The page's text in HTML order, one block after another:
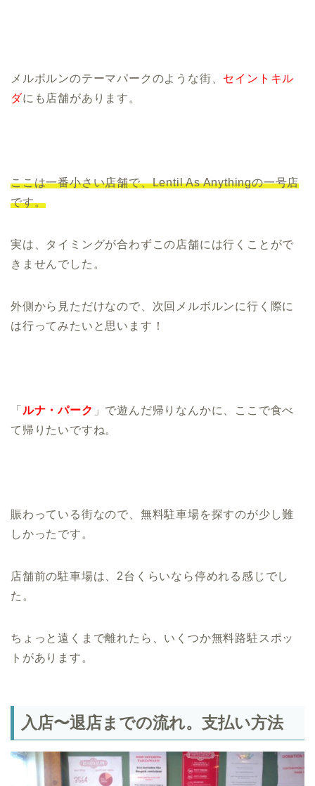
メルボルンのテーマパークのような街、 セイントキル
ダにも店舗があります。
ここは一番小さい店舗で、Lentil As Anythingの一号店
です。
実は、タイミングが合わずこの店舗には行くことがで
きませんでした。
外側から見ただけなので、次回メルボルンに行く際に
は行ってみたいと思います！
「 ルナ・パーク 」で遊んだ帰りなんかに、ここで食べ
て帰りたいですね。
賑わっている街なので、無料駐車場を探すのが少し難
しかったです。
店舗前の駐車場は、2台くらいなら停めれる感じでし
た。
ちょっと遠くまで離れたら、いくつか無料路駐スポッ
トがあります。
入店〜退店までの流れ。支払い方法